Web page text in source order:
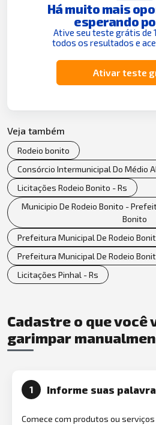
Há muito mais
esperando
Ative seu teste grátis de
todos os resultados e
Ativar teste
Veja também
Rodeio bonito
Consórcio Intermunicipal Do Médio
Licitações Rodeio Bonito - Rs
Municipio De Rodeio Bonito -
Bonito
Prefeitura Municipal De Rodeio
Prefeitura Municipal De Rodeio
Licitações Pinhal - Rs
Cadastre o que você
garimpar
1 Informe suas
Comece com produtos ou